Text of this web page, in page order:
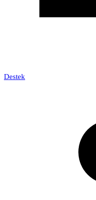
Destek